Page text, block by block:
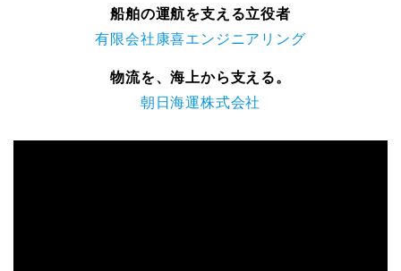
船舶の運航を支える立役者
有限会社康喜エンジニアリング
物流を、海上から支える。
朝日海運株式会社